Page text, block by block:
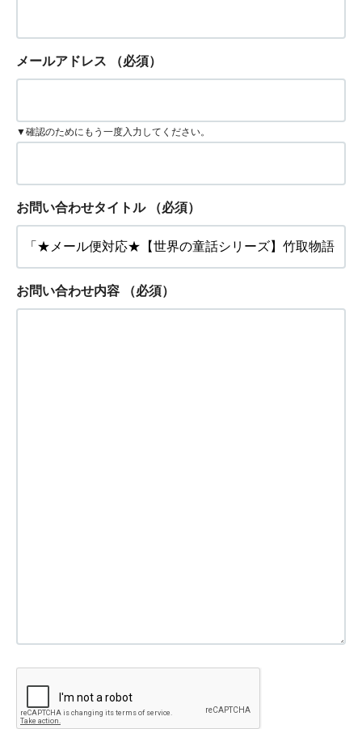
メールアドレス （必須）
▼確認のためにもう一度入力してください。
お問い合わせタイトル （必須）
お問い合わせ内容 （必須）